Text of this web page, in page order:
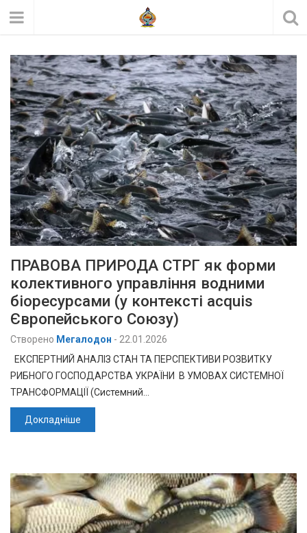
ПРАВОВА ПРИРОДА СТРГ як форми
колективного управління водними
біоресурсами (у контексті acquis
Європейського Союзу)
Створено Мегалодон - 22.01.2026
ЕКСПЕРТНИЙ АНАЛІЗ СТАН ТА ПЕРСПЕКТИВИ РОЗВИТКУ
РИБНОГО ГОСПОДАРСТВА УКРАЇНИ В УМОВАХ СИСТЕМНОЇ
ТРАНСФОРМАЦІЇ (Системний…
Докладніше